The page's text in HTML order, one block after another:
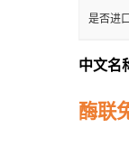
是否进口
中文名
酶联